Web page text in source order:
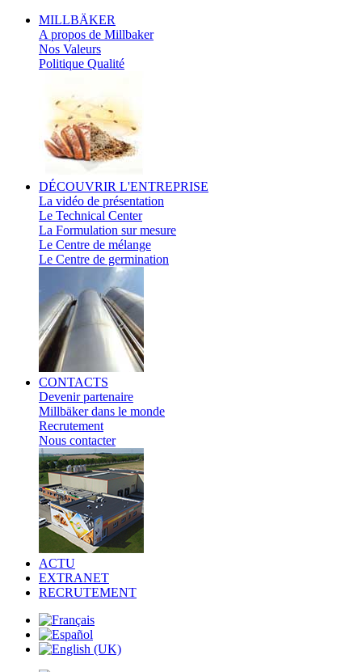
MILLBÄKER
A propos de Millbaker
Nos Valeurs
Politique Qualité
DÉCOUVRIR L'ENTREPRISE
La vidéo de présentation
Le Technical Center
La Formulation sur mesure
Le Centre de mélange
Le Centre de germination
CONTACTS
Devenir partenaire
Millbäker dans le monde
Recrutement
Nous contacter
ACTU
EXTRANET
RECRUTEMENT